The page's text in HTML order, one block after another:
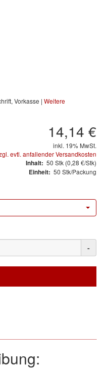
Vorkasse | Weitere
14,14 €
inkl. 19% MwSt.
evtl. anfallender Versandkosten
Inhalt: 50 Stk (0,28 €/Stk)
Einheit: 50 Stk/Packung
-